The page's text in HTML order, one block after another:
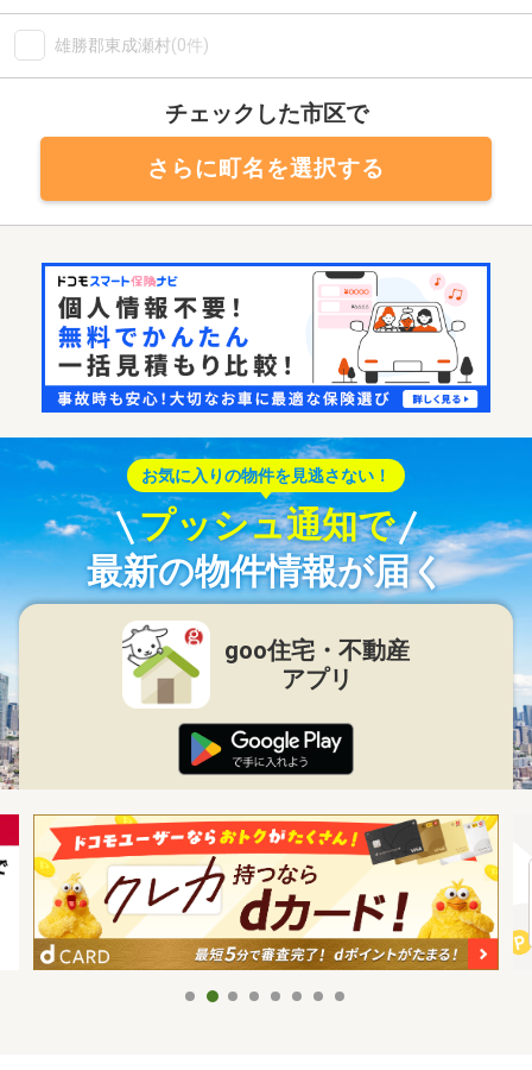
雄勝郡東成瀬村(0件)
チェックした市区で
さらに町名を選択する
お気に入りの物件を見逃さない！
プッシュ通知で
最新の物件情報が届く
goo住宅・不動産
アプリ